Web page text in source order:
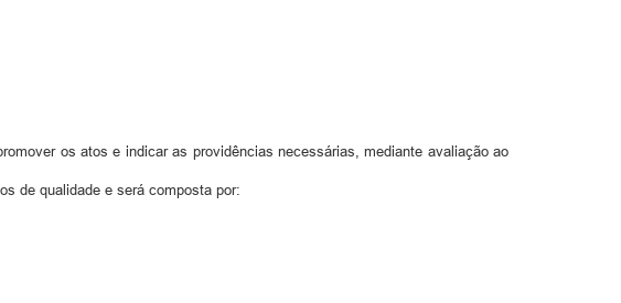
os atos e indicar as providências necessárias, mediante avaliação ao
de qualidade e será composta por: